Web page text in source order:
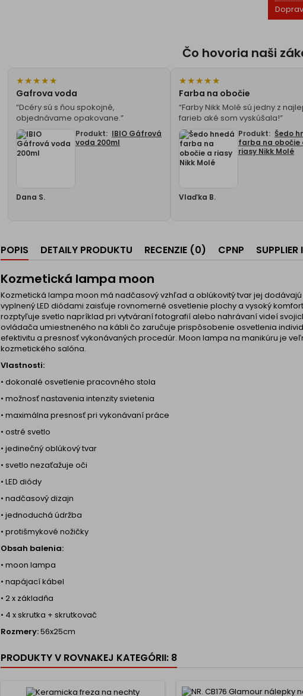
Čo hovoria naši
★★★★★
Gafrova voda
“Dcéry sú s ňou spokojné,
objednávame opakovane.”
Produkt: IBIO Gáfrová
voda 200ml
Dana S.
★★★★★
Farba na obočie
“Farby Nikk Molé sú jedny z
farieb aké som vyskúšala!”
Produkt: Šedo
farba na obočie
riasy Nikk Molé
Vlaďka B.
POPIS DETAILY PRODUKTU RECENZIE (0) CPNP
Kozmetická lampa moon
Kozmetická lampa moon má nadčasový vzhľad a oblúkovitý tvar jej
vyplnený LED diódami zaisťuje rovnomerné osvetlenie plochy a vysoký
rozptyľuje svetlo napríklad pri vytváraní fotografií alebo nahrávaní videí
ovládača umiestneného na kábli čo zaručuje prispôsobenie osvetlenia
efektivitu a presnosť vykonávaných procedúr. Moon lampa na manikúru je
kozmetického salóna.
Vlastnosti:
• dokonalé osvetlenie pracovného stola
• možnosť nastavenia intenzity svietenia
• maximálna presnosť pri vykonávaní práce
• ostré svetlo
• jedinečný oblúkový tvar
• svetlo nezaťažuje oči
• LED diódy
• nadčasový dizajn
• jednoduchá údržba
• protišmykové nožičky
Obsah balenia:
• moon lampa
• napájací kábel
• 2 x základňa
• 4 x skrutka + skrutkovač
Rozmery:56x25cm
PRODUKTY V ROVNAKEJ KATEGÓRII: 8